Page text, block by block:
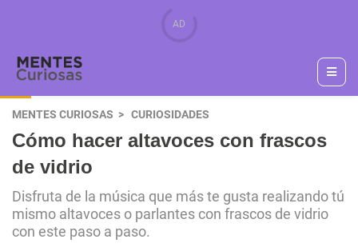
MENTES CURIOSAS CURIOSIDADES
Cómo hacer altavoces con frascos
de vidrio
Disfruta de la música que más te gusta realizando tú
mismo altavoces o parlantes con frascos de vidrio
con este paso a paso.